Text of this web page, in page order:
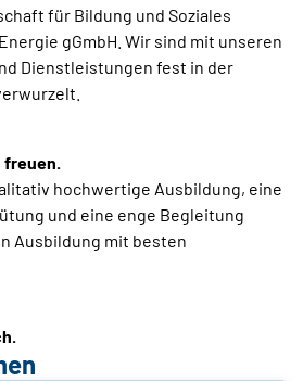
für Bildung und Soziales
gGmbH. Wir sind mit unseren
Dienstleistungen fest in der
hochwertige Ausbildung, eine
und eine enge Begleitung
Ausbildung mit besten